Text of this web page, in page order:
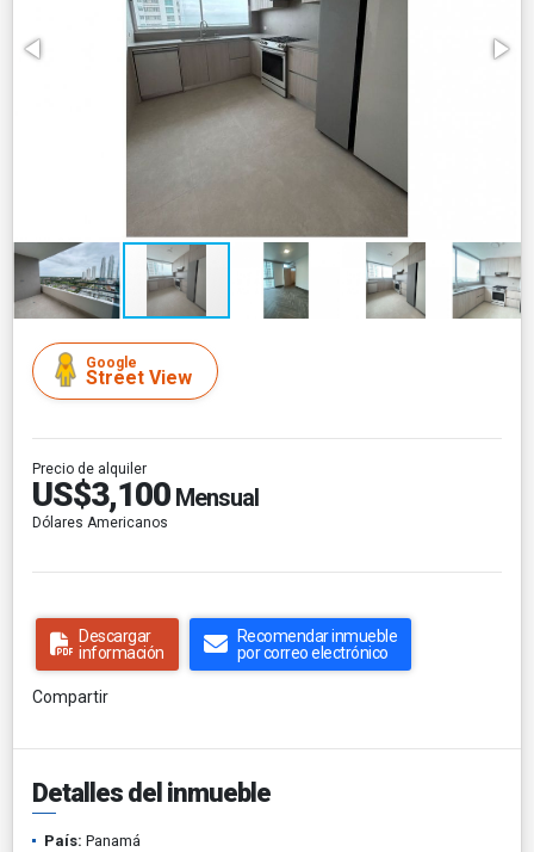
Google
Street View
Precio de alquiler
US$3,100 Mensual
Dólares Americanos
Descargar
información
Recomendar inmueble
por correo electrónico
Compartir
Detalles del inmueble
País: Panamá